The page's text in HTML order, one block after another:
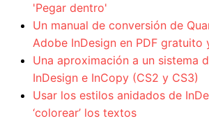
'Pegar dentro'
Un manual de conversión de
Adobe InDesign en PDF gratuito
Una aproximación a un sistema
InDesign e InCopy (CS2 y CS3)
Usar los estilos anidados de
‘colorear’ los textos